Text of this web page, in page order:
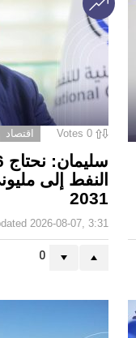
0
Votes اقتصاد
النفط إلى
2031
2026-08-07, 3:31 م
0